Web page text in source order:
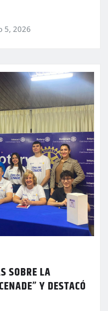
5, 2026
SOBRE LA
Y DESTACÓ